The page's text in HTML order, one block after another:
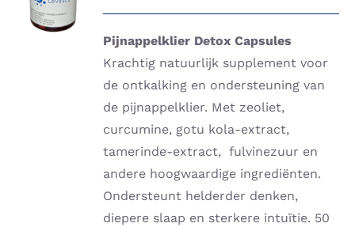
DETAILS
Pijnappelklier Detox Capsules
Krachtig natuurlijk supplement voor
de ontkalking en ondersteuning van
de pijnappelklier. Met zeoliet,
curcumine, gotu kola-extract,
tamerinde-extract, fulvinezuur en
andere hoogwaardige ingrediënten.
Ondersteunt helderder denken,
diepere slaap en sterkere intuïtie. 50